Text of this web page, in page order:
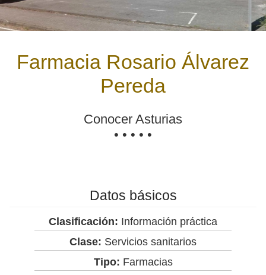
Farmacia Rosario Álvarez
Pereda
Conocer Asturias
• • • • •
Datos básicos
Clasificación: Información práctica
Clase: Servicios sanitarios
Tipo: Farmacias